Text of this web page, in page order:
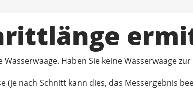
Haben Sie keine Wasserwaage
(je nach Schnitt kann dies, das Messergebnis